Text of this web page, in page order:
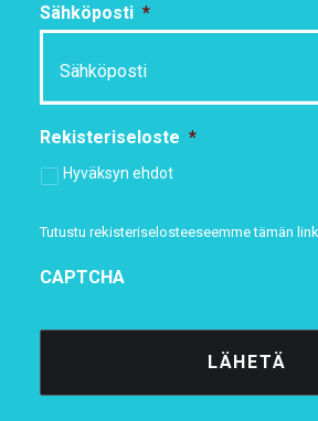
Sähköposti *
Rekisteriseloste *
Hyväksyn ehdot
Tutustu rekisteriselosteeseemmetämän
CAPTCHA